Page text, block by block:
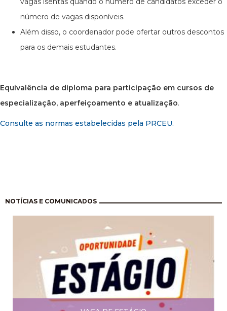
número de vagas disponíveis.
Além disso, o coordenador pode ofertar outros descontos
para os demais estudantes.
Equivalência de diploma para participação em cursos de
especialização, aperfeiçoamento e atualização.
Consulte as normas estabelecidas pela PRCEU.
NOTÍCIAS E COMUNICADOS
Paginação